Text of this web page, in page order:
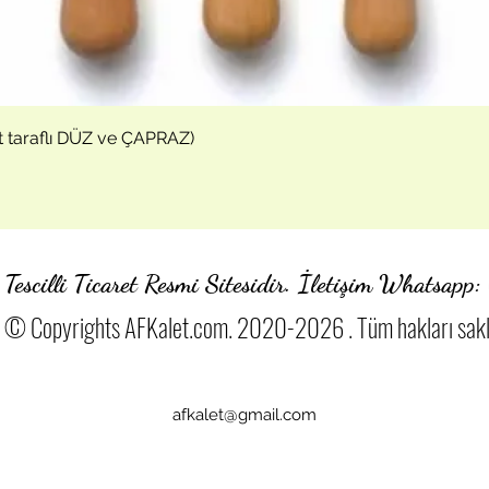
DÜZ ve ÇAPRAZ)
Ticaret Resmi Sitesidir. İletişim
© Copyrights AFKalet.com. 2020-2026 . Tüm hakları
afkalet@gmail.com